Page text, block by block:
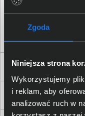
Zgoda
Niniejsza strona
Wykorzystujemy
i reklam, aby
analizować ruch w
Dla Firm i Instytucji
Zakupy